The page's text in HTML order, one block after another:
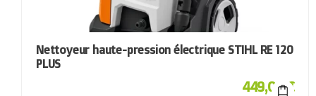
Nettoyeur haute-pression électrique STIHL RE 120
PLUS
449,00€